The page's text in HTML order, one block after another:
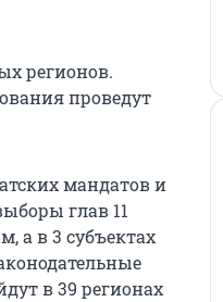
регионов.
проведут
мандатов и
глав 11
а в 3 субъектах
в 39 регионах